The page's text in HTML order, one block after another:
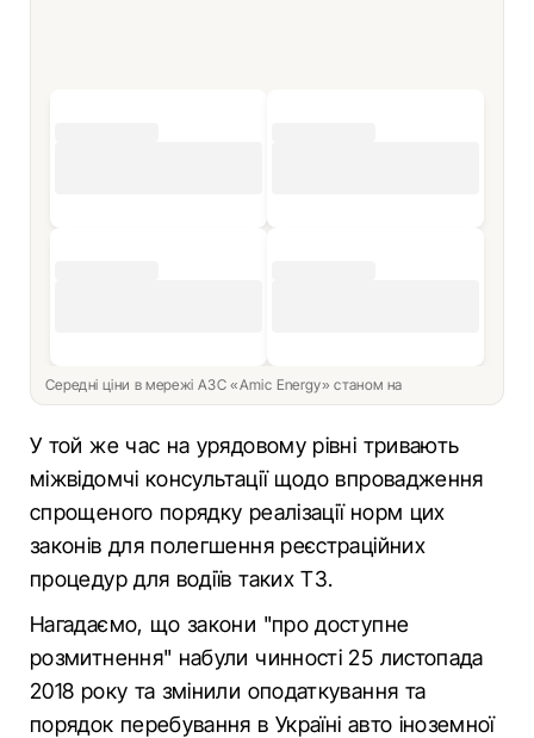
Середні ціни в мережі АЗС «Amic Energy» станом на
У той же час на урядовому рівні тривають
міжвідомчі консультації щодо впровадження
спрощеного порядку реалізації норм цих
законів для полегшення реєстраційних
процедур для водіїв таких ТЗ.
Нагадаємо, що закони "про доступне
розмитнення" набули чинності 25 листопада
2018 року та змінили оподаткування та
порядок перебування в Україні авто іноземної